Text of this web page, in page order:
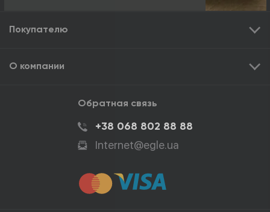
Обратная связь
+38 068 802 88 88
Internet@egle.ua
Покупателю
О компании